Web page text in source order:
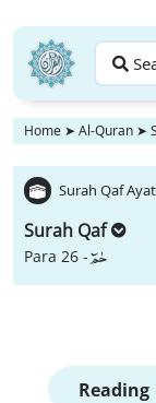
Home ➤ Al-Quran ➤
Surah Qaf
Surah Qaf
Para 26 -حٰمٓ
Reading